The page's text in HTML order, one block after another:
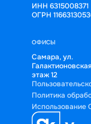
ИНН 6315008371
ОГРН
ОФИСЫ
Самара, ул.
этаж 12
Политика
Использование